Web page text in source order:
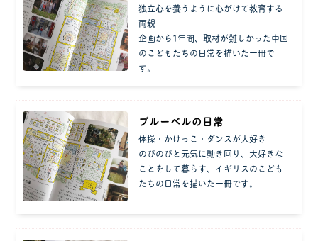
独立心を養うように心がけて教育する
両親
企画から1年間、取材が難しかった中国
のこどもたちの日常を描いた一冊で
す。
ブルーベルの日常
体操・かけっこ・ダンスが大好き
のびのびと元気に動き回り、大好きな
ことをして暮らす、イギリスのこども
たちの日常を描いた一冊です。